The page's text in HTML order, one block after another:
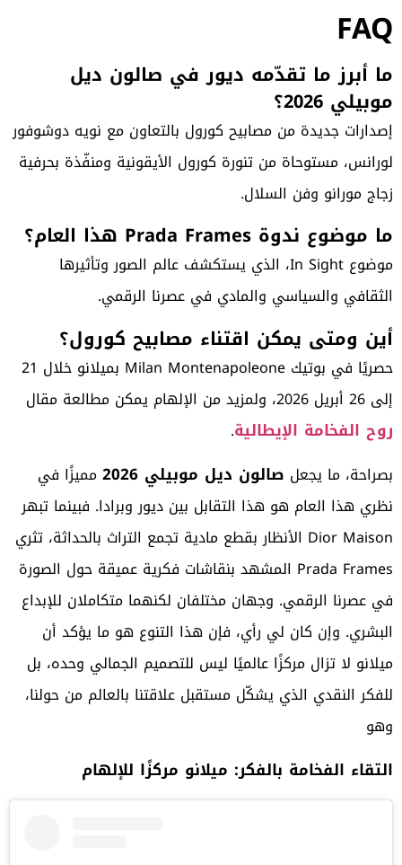
FAQ
ما أبرز ما تقدّمه ديور في صالون ديل
موبيلي 2026؟
إصدارات جديدة من مصابيح كورول بالتعاون مع نويه دوشوفور
لورانس، مستوحاة من تنورة كورول الأيقونية ومنفّذة بحرفية
زجاج مورانو وفن السلال.
ما موضوع ندوة Prada Frames هذا العام؟
موضوع In Sight، الذي يستكشف عالم الصور وتأثيرها
الثقافي والسياسي والمادي في عصرنا الرقمي.
أين ومتى يمكن اقتناء مصابيح كورول؟
حصريًا في بوتيك Milan Montenapoleone بميلانو خلال 21
إلى 26 أبريل 2026، ولمزيد من الإلهام يمكن مطالعة مقال
روح الفخامة الإيطالية.
بصراحة، ما يجعل صالون ديل موبيلي 2026
مميزًا في
نظري هذا العام هو هذا التقابل بين ديور وبرادا. فبينما تبهر
Dior Maison الأنظار بقطع مادية تجمع التراث بالحداثة، تثري
Prada Frames المشهد بنقاشات فكرية عميقة حول الصورة
في عصرنا الرقمي. وجهان مختلفان لكنهما متكاملان للإبداع
البشري. وإن كان لي رأي، فإن هذا التنوع هو ما يؤكد أن
ميلانو لا تزال مركزًا عالميًا ليس للتصميم الجمالي وحده، بل
للفكر النقدي الذي يشكّل مستقبل علاقتنا بالعالم من حولنا،
وهو
التقاء الفخامة بالفكر: ميلانو مركزًا للإلهام